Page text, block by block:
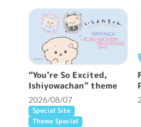
“You're So Excited,
Ishiyowachan” theme
2026/08/07
Special Site
Theme Special